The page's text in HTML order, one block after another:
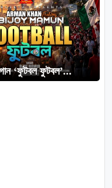
‘ফুটবল ফুটবল’...